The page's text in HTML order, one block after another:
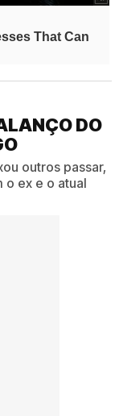
DO
outros passar,
o ex e o atual